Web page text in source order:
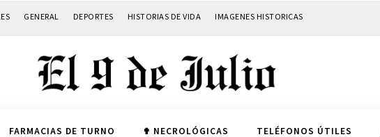
GENERAL DEPORTES HISTORIAS DE VIDA IMAGENES HISTORICAS
FARMACIAS DE TURNO ✟ NECROLÓGICAS TELÉFONOS ÚTILES